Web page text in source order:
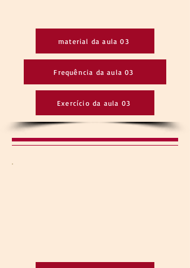
material da aula 03
Frequência da aula 03
Exercício da aula 03